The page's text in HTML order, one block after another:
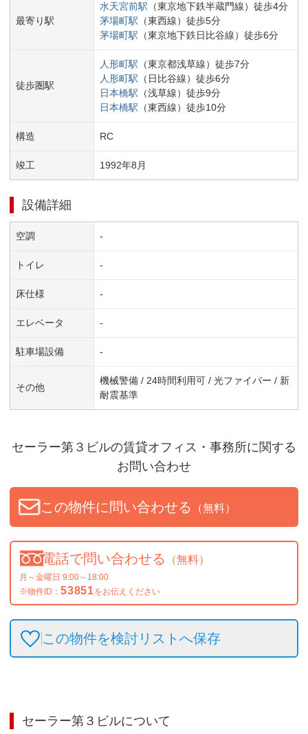
最寄り駅
水天宮前駅 （東京地下鉄半蔵門線） 徒歩4分
茅場町駅 （東西線） 徒歩5分
茅場町駅 （東京地下鉄日比谷線） 徒歩6分
徒歩圏駅
人形町駅 （東京都浅草線） 徒歩7分
人形町駅 （ 日比谷線） 徒歩6分
日本橋駅 （浅草線） 徒歩9分
日本橋駅 （東西線） 徒歩10分
構造 RC
竣工 1992年8 月
設備詳細
空調 -
トイレ -
床仕様 -
エレベータ -
駐車場設備 -
その他
機械警備 / 24時間利用可 / 光ファイバー / 新
耐震基準
セーラー第３ビルの賃貸オフィス・事務所に関する
お問い合わせ
この物件に問い合わせる （無料）
電話で問い合わせる （無料）
月～金曜日 9:00～18:00
※物件ID： 53851をお伝えください
この物件を検討リストへ保存
セーラー第３ビルについて